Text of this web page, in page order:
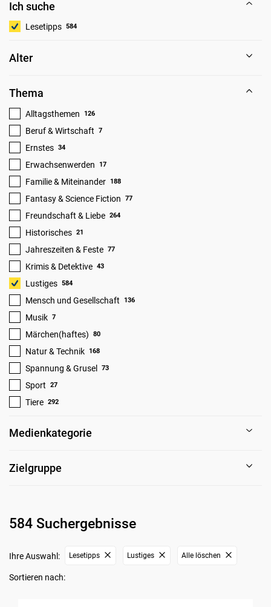
Ich suche
Lesetipps 584
Alter
Thema
Alltagsthemen 126
Beruf & Wirtschaft 7
Ernstes 34
Erwachsenwerden 17
Familie & Miteinander 188
Fantasy & Science Fiction 77
Freundschaft & Liebe 264
Historisches 21
Jahreszeiten & Feste 77
Krimis & Detektive 43
Lustiges 584
Mensch und Gesellschaft 136
Musik 7
Märchen(haftes) 80
Natur & Technik 168
Spannung & Grusel 73
Sport 27
Tiere 292
Medienkategorie
Zielgruppe
584 Suchergebnisse
Ihre Auswahl: Lesetipps Lustiges Alle löschen
Sortieren nach: